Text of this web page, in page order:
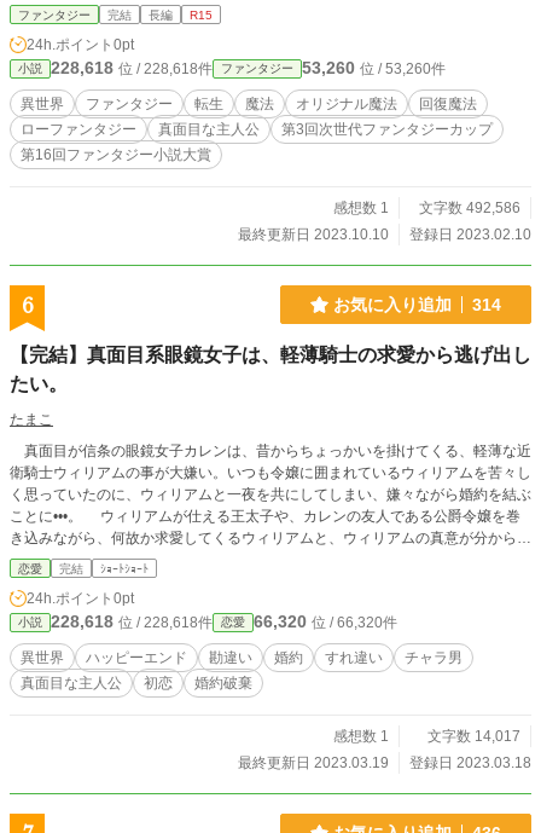
ファンタジー 完結 長編 R15
24h.ポイント 0pt
小説 228,618 位 / 228,618件 ファンタジー 53,260 位 / 53,260件
異世界 ファンタジー 転生 魔法 オリジナル魔法
回復魔法
ローファンタジー
真面目な主人公
第3回次世代ファンタジーカップ
第16回ファンタジー小説大賞
感想数 1
文字数 492,586
最終更新日 2023.10.10
登録日 2023.02.10
6 お気に入り追加 314
【完結】真面目系眼鏡女子は、軽薄騎士の求愛から逃げ出し
たい。
たまこ
真面目が信条の眼鏡女子カレンは、昔からちょっかいを掛けてくる、軽薄な近
衛騎士ウィリアムの事が大嫌い。いつも令嬢に囲まれているウィリアムを苦々し
く思っていたのに、ウィリアムと一夜を共にしてしまい、嫌々ながら婚約を結ぶ
ことに•••。 ウィリアムが仕える王太子や、カレンの友人である公爵令嬢を巻
き込みながら、何故か求愛してくるウィリアムと、ウィリアムの真意が分からな
いカレン。追いかけっこラブストーリー！
恋愛 完結 ｼｮｰﾄｼｮｰﾄ
24h.ポイント 0pt
小説 228,618 位 / 228,618件 恋愛 66,320 位 / 66,320件
異世界 ハッピーエンド 勘違い 婚約 すれ違い
チャラ男
真面目な主人公
初恋 婚約破棄
感想数 1
文字数 14,017
最終更新日 2023.03.19
登録日 2023.03.18